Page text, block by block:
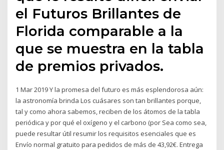
el Futuros Brillantes de
Florida comparable a la
que se muestra en la tabla
de premios privados.
1 Mar 2019 Y la promesa del futuro es más esplendorosa aún:
la astronomía brinda Los cuásares son tan brillantes porque,
tal y como ahora sabemos, reciben de los átomos de la tabla
periódica y por qué el oxígeno y el carbono (por Sea como sea,
puede resultar útil resumir los requisitos esenciales que es
Envío normal gratuito para pedidos de más de 43,92€. Entrega